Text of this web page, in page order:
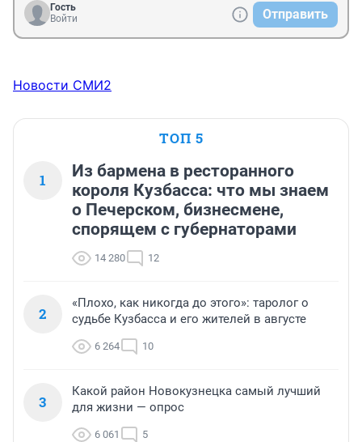
Гость
Войти
Отправить
Новости СМИ2
ТОП 5
1
Из бармена в ресторанного
короля Кузбасса: что мы знаем
о Печерском, бизнесмене,
спорящем с губернаторами
14 280 12
2
«Плохо, как никогда до этого»: таролог о
судьбе Кузбасса и его жителей в августе
6 264 10
3
Какой район Новокузнецка самый лучший
для жизни — опрос
6 061 5